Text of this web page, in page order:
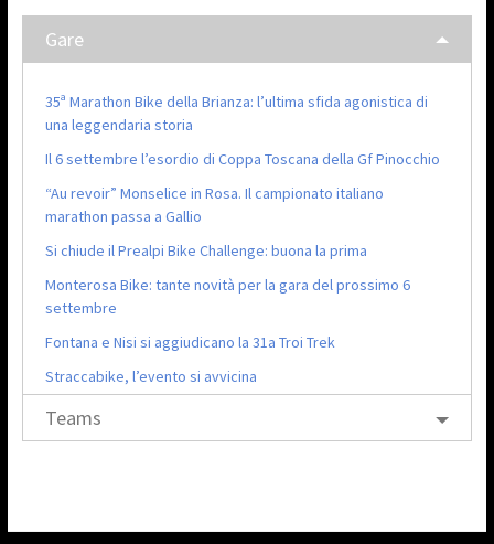
Gare
35ª Marathon Bike della Brianza: l’ultima sfida agonistica di
una leggendaria storia
Il 6 settembre l’esordio di Coppa Toscana della Gf Pinocchio
“Au revoir” Monselice in Rosa. Il campionato italiano
marathon passa a Gallio
Si chiude il Prealpi Bike Challenge: buona la prima
Monterosa Bike: tante novità per la gara del prossimo 6
settembre
Fontana e Nisi si aggiudicano la 31a Troi Trek
Straccabike, l’evento si avvicina
Teams